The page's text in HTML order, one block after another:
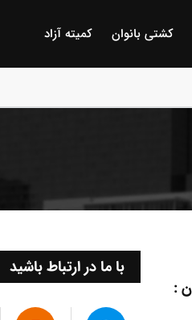
كشتی بانوان کمیته آزاد
:
با ما در ارتباط باشید